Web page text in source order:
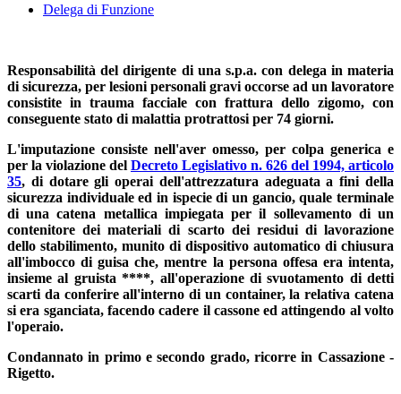
Delega di Funzione
Responsabilità del dirigente di una s.p.a. con delega in materia
di sicurezza, per lesioni personali gravi occorse ad un lavoratore
consistite in trauma facciale con frattura dello zigomo, con
conseguente stato di malattia protrattosi per 74 giorni.
L'imputazione consiste nell'aver omesso, per colpa generica e
per la violazione del Decreto Legislativo n. 626 del 1994, articolo
35, di dotare gli operai dell'attrezzatura adeguata a fini della
sicurezza individuale ed in ispecie di un gancio, quale terminale
di una catena metallica impiegata per il sollevamento di un
contenitore dei materiali di scarto dei residui di lavorazione
dello stabilimento, munito di dispositivo automatico di chiusura
all'imbocco di guisa che, mentre la persona offesa era intenta,
insieme al gruista ****, all'operazione di svuotamento di detti
scarti da conferire all'interno di un container, la relativa catena
si era sganciata, facendo cadere il cassone ed attingendo al volto
l'operaio.
Condannato in primo e secondo grado, ricorre in Cassazione -
Rigetto.